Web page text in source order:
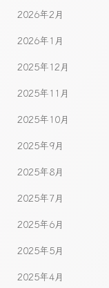
2026年2月
2026年1月
2025年12月
2025年11月
2025年10月
2025年9月
2025年8月
2025年7月
2025年6月
2025年5月
2025年4月